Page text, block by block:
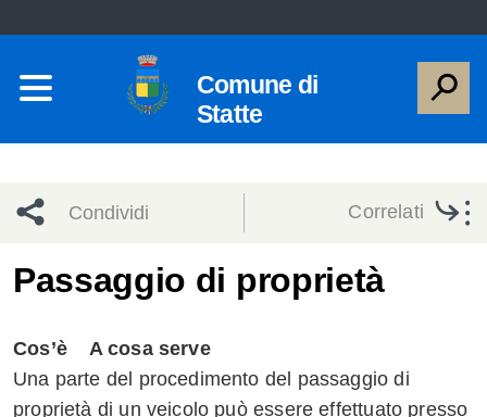
Comune di
Statte
Condividi
network
Condividi
Condividi
Facebook
su
Condividi
Correlati
Passaggio di proprietà
Cos’è A cosa serve
Una parte del procedimento del passaggio di
proprietà di un veicolo può essere effettuato presso